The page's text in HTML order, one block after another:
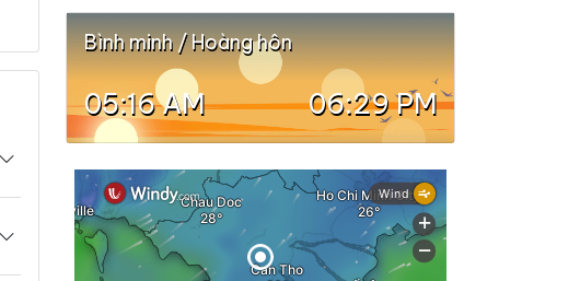
Bình minh / Hoàng hôn
05:16 AM 06:29 PM